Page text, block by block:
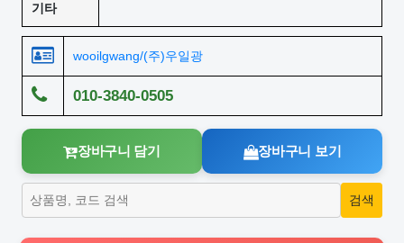
기타
wooilgwang/(주)우일광
010-3840-0505
장바구니 담기 장바구니 보기